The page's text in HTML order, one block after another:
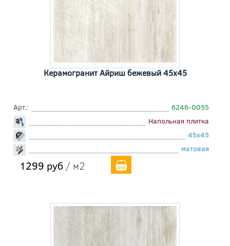
Керамогранит Айриш бежевый 45x45
Арт.:
6246-0055
Напольная плитка
45x45
матовая
1299 руб / м2